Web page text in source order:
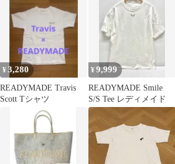
¥3,280
READYMADE Travis
Scott Tシャツ
¥9,999
READYMADE Smile
S/S Tee レディメイド